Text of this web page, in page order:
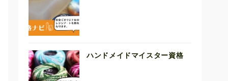
ハンドメイドマイスター資格